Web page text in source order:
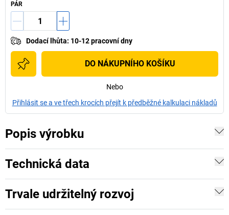
PÁR
Dodací lhůta: 10-12 pracovní dny
DO NÁKUPNÍHO KOŠÍKU
Nebo
Přihlásit se a ve třech krocích přejít k předběžné kalkulaci nákladů
Popis výrobku
Technická data
Trvale udržitelný rozvoj